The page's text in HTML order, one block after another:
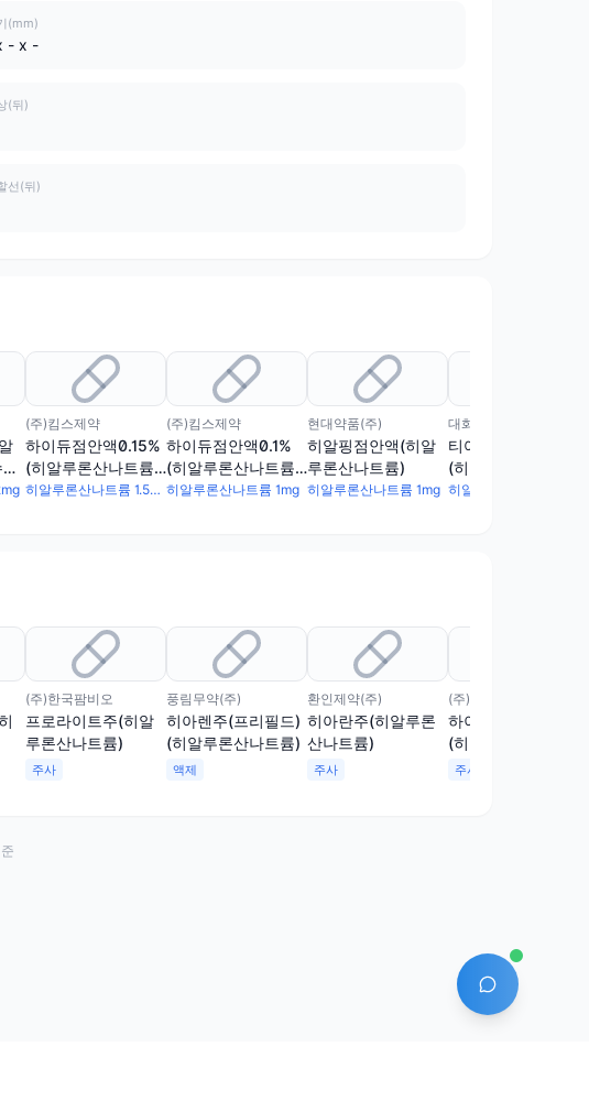
(mm)
- x -
(뒤)
선(뒤)
(주)킴스제약
하이듀점안액0.15%
(히알루론산나트륨)
(1회용)(수출용)
히알루론산나트륨 1.5mg
(주)킴스제약
하이듀점안액0.1%
(히알루론산나트륨)
(1회용)(수출용)
히알루론산나트륨 1mg
현대약품(주)
히알핑점안액(히알
루론산나트륨)
히알루론산나트륨 1mg
대화제약(주)
티어스점안액0.15%
(히알루론산나트륨)
(1회용)
(주)한국팜비오
프로라이트주(히알
루론산나트륨)
주사
풍림무약(주)
히아렌주(프리필드)
(히알루론산나트륨)
액제
환인제약(주)
히아란주(히알루론
산나트륨)
주사
(주)유앤생명과학
하이루주(프리필드)
(히알루론산나트륨)
주사
AI 에이전트